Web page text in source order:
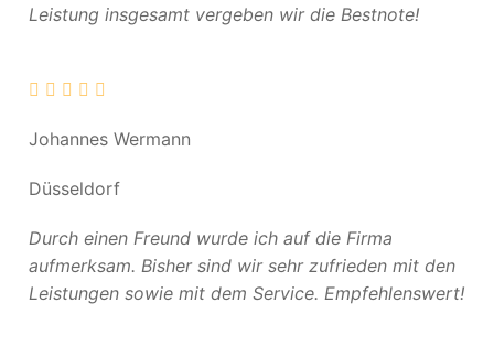
Leistung insgesamt vergeben wir die Bestnote!
Johannes Wermann
Düsseldorf
Durch einen Freund wurde ich auf die Firma
aufmerksam. Bisher sind wir sehr zufrieden mit den
Leistungen sowie mit dem Service. Empfehlenswert!